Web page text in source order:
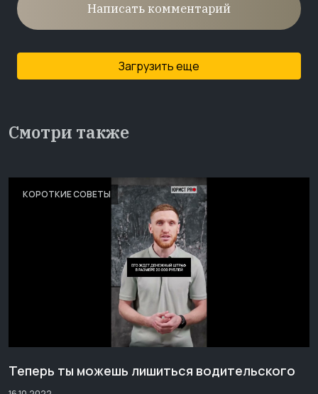
Написать комментарий
Загрузить еще
Смотри также
КОРОТКИЕ СОВЕТЫ
Теперь ты можешь лишиться водительского